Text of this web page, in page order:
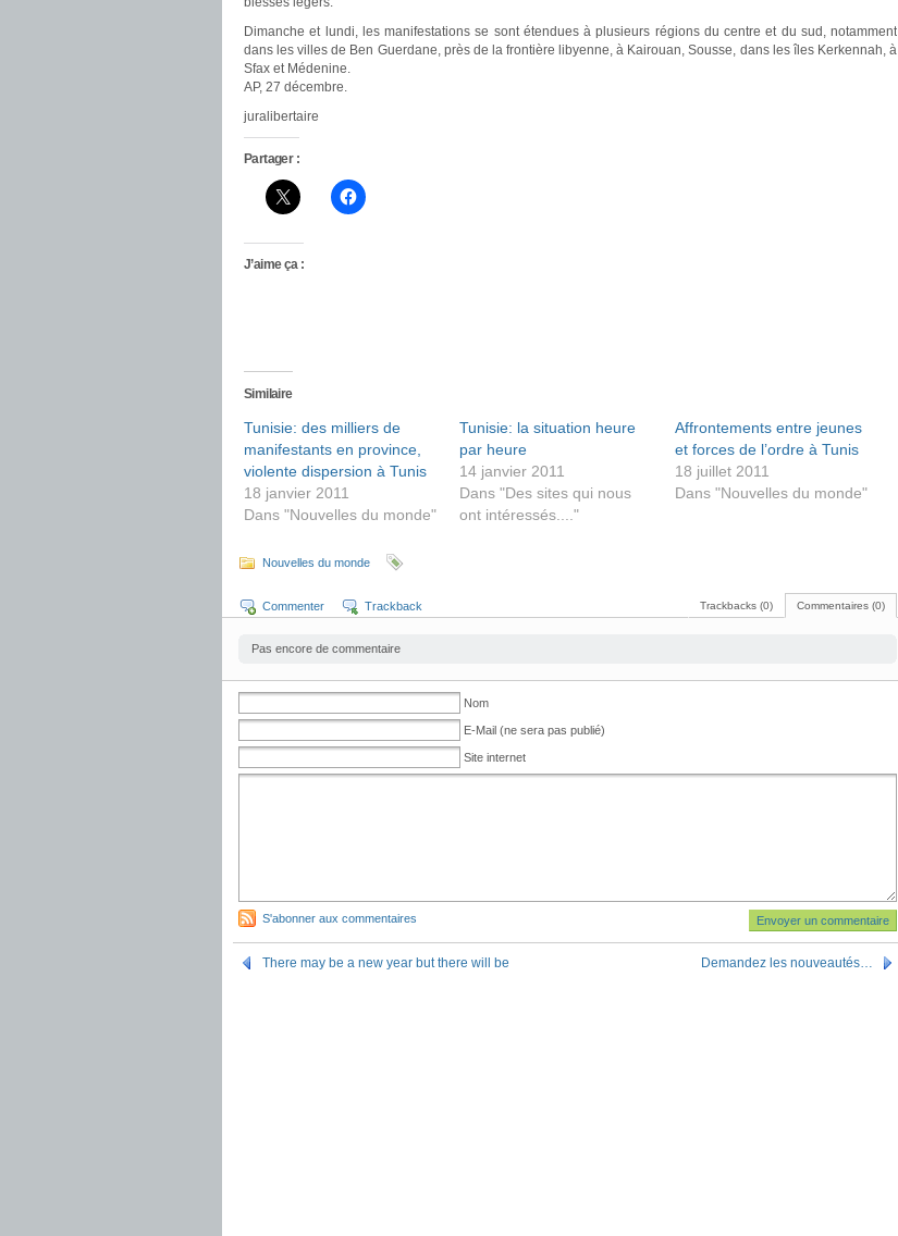
Dimanche et lundi, les manifestations se sont étendues à plusieurs régions du centre et du sud, notamment
dans les villes de Ben Guerdane, près de la frontière libyenne, à Kairouan, Sousse, dans les îles Kerkennah, à
Sfax et Médenine.
AP, 27 décembre.
juralibertaire
Partager :
J’aime ça :
Similaire
Tunisie: des milliers de
manifestants en province,
violente dispersion à Tunis
18 janvier 2011
Dans "Nouvelles du monde"
Tunisie: la situation heure
par heure
14 janvier 2011
Dans "Des sites qui nous
ont intéressés...."
Affrontements entre jeunes
et forces de l’ordre à Tunis
18 juillet 2011
Dans "Nouvelles du monde"
Nouvelles du monde
Commentaires (0)
Trackbacks (0)
Commenter Trackback
Pas encore de commentaire
Nom
E-Mail (ne sera pas publié)
Site internet
S'abonner aux commentaires
There may be a new year but there will be Demandez les nouveautés…